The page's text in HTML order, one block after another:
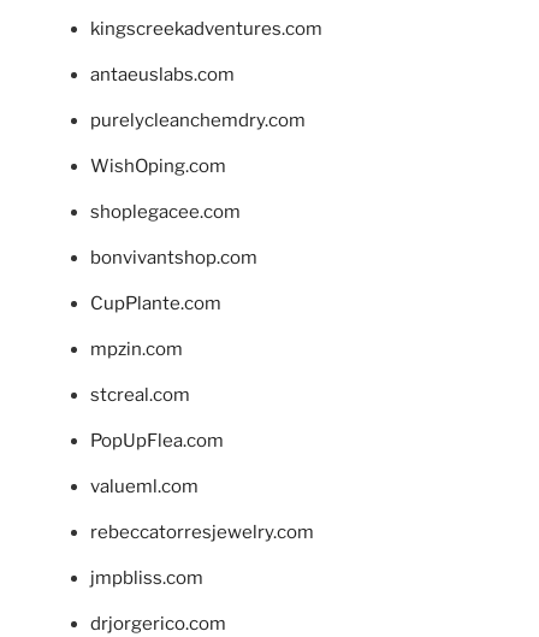
kingscreekadventures.com
antaeuslabs.com
purelycleanchemdry.com
WishOping.com
shoplegacee.com
bonvivantshop.com
CupPlante.com
mpzin.com
stcreal.com
PopUpFlea.com
valueml.com
rebeccatorresjewelry.com
jmpbliss.com
drjorgerico.com